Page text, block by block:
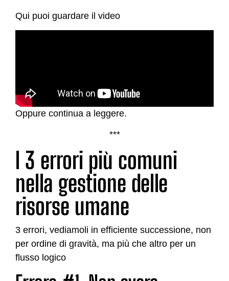
Qui puoi guardare il video
Oppure continua a leggere.
***
I 3 errori più comuni
nella gestione delle
risorse umane
3 errori, vediamoli in efficiente successione, non
per ordine di gravità, ma più che altro per un
flusso logico